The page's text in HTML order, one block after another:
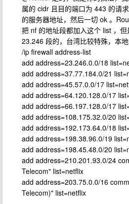
属的 cidr 且目的端口为 443 的请
的服务器地址，然后一切 ok 。
把 nf 的地址段都加入这个 list ，
23.246 段的，台湾比较特殊，本
/ip firewall address-list
add address=23.246.0.0/18
add address=37.77.184.0/21
add address=45.57.0.0/17
add address=64.120.128.0/17
add address=66.197.128.0/17
add address=108.175.32.0/20
add address=192.173.64.0/18
add address=198.38.96.0/19
add address=198.45.48.0/20
add address=210.201.93.0/24
Telecom" list=netflix
add address=203.75.0.0/16
Telecom)" list=netflix